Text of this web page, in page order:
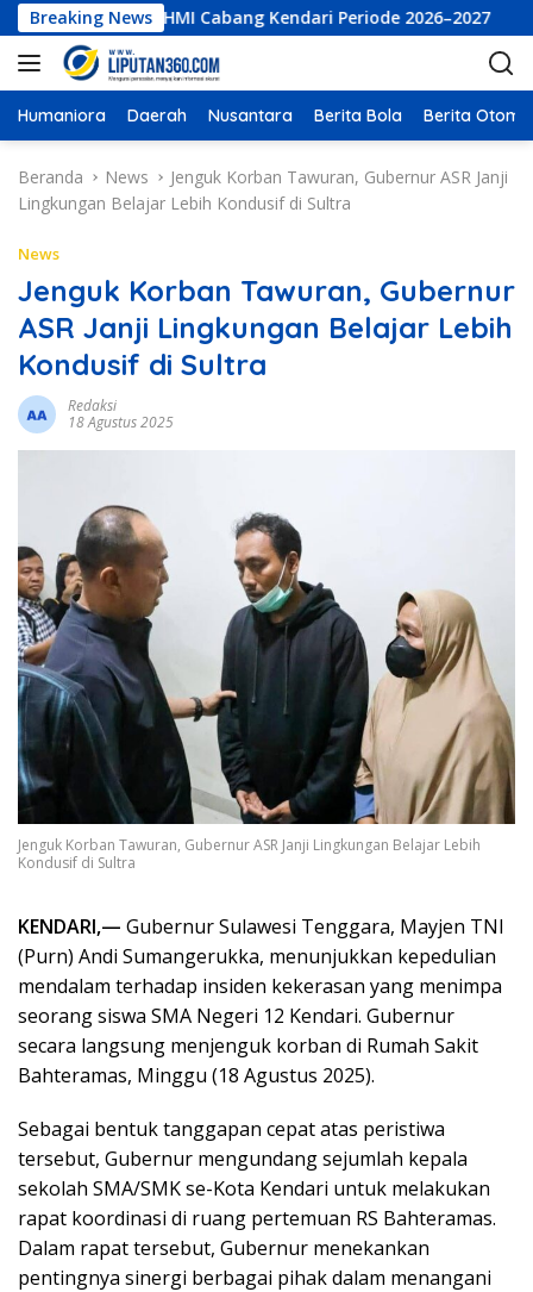
a
g
u
Breaking News
LKBHMI Cabang Kendari Periode 2026–2027 PT
Humaniora Daerah Nusantara Berita Bola Berita
Beranda News
Jenguk Korban Tawuran, Gubernur ASR Janji
Lingkungan Belajar Lebih Kondusif di Sultra
News
Jenguk Korban Tawuran, Gubernur
ASR Janji Lingkungan Belajar Lebih
Kondusif di Sultra
Redaksi
18 Agustus 2025
Jenguk Korban Tawuran, Gubernur ASR Janji Lingkungan Belajar Lebih
Kondusif di Sultra
KENDARI,— Gubernur Sulawesi Tenggara, Mayjen TNI
(Purn) Andi Sumangerukka, menunjukkan kepedulian
mendalam terhadap insiden kekerasan yang menimpa
seorang siswa SMA Negeri 12 Kendari. Gubernur
secara langsung menjenguk korban di Rumah Sakit
Bahteramas, Minggu (18 Agustus 2025).
Sebagai bentuk tanggapan cepat atas peristiwa
tersebut, Gubernur mengundang sejumlah kepala
sekolah SMA/SMK se-Kota Kendari untuk melakukan
rapat koordinasi di ruang pertemuan RS Bahteramas.
Dalam rapat tersebut, Gubernur menekankan
pentingnya sinergi berbagai pihak dalam menangani